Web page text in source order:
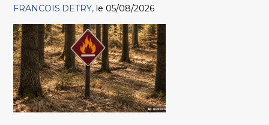
FRANCOIS.DETRY le 05/08/2026